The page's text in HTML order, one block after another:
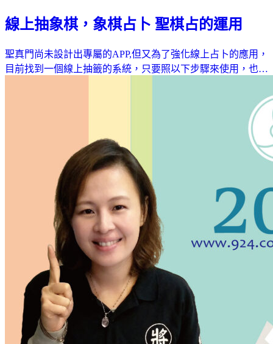
線上抽象棋，象棋占卜 聖棋占的運用
聖真門尚未設計出專屬的APP,但又為了強化線上占卜的應用，
目前找到一個線上抽籤的系統，只要照以下步驟來使用，也…